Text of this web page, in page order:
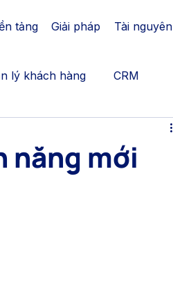
tảng Giải pháp Tài nguyên
lý khách hàng CRM
năng mới